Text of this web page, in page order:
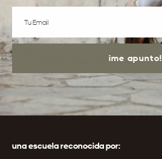
¡me apunto!
una escuela reconocida por: